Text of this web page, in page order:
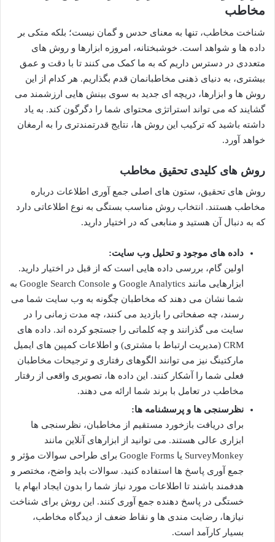
مخاطب
شناخت مخاطب، تنها به معنای حدس و گمان نیست؛ بلکه متکی بر
داده ها و شواهد است. خوشبختانه، امروزه ابزارها و روش های
متعددی در دسترس داریم که به ما کمک می کنند تا با دقت و عمق
بیشتری، به دنیای ذهنی مخاطبانمان قدم بگذاریم. هر کدام از این
روش ها و ابزارها، دریچه ای جدید به سوی بینش هایی ارزشمند می
گشایند که می تواند استراتژی محتوای شما را دگرگون کند. به یاد
داشته باشید که ترکیب این روش ها، نتایج قدرتمندتری را به ارمغان
خواهد آورد.
روش های کلیدی تحقیق مخاطب
روش های تحقیق، ستون های اصلی جمع آوری اطلاعات درباره
مخاطب هستند. انتخاب روش مناسب بستگی به نوع اطلاعاتی دارد
که به دنبال آن هستید و منابعی که در اختیار دارید.
داده های موجود و تحلیل وب سایت:
اولین گام، بررسی داده هایی است که از قبل در اختیار دارید.
ابزارهایی مانند Google Analytics و Google Search Console به
شما نشان می دهند که مخاطبان چگونه به وب سایت شما می
رسند، چه صفحاتی را بازدید می کنند، چه مدت زمانی را در
سایت می گذرانند و چه کلماتی را جستجو کرده اند. داده های
CRM (مدیریت ارتباط با مشتری) و اطلاعات کمپین های ایمیل
مارکتینگ نیز می توانند الگوهای رفتاری و ترجیحات مخاطبان
فعلی شما را آشکار کنند. این داده ها، تصویری واقعی از رفتار
مخاطب در تعامل با برند شما ارائه می دهند.
نظرسنجی ها و پرسشنامه ها:
برای دریافت بازخورد مستقیم از مخاطبان، نظرسنجی ها
ابزاری عالی هستند. می توانید از ابزارهای آنلاین مانند
SurveyMonkey یا Google Forms برای طراحی سوالات مؤثر و
جمع آوری پاسخ ها استفاده کنید. سوالات باید واضح، مختصر و
هدفمند باشند تا اطلاعات مورد نیاز شما را بدون ایجاد ابهام یا
خستگی در پاسخ دهنده جمع آوری کنند. این روش برای شناخت
نیازها، رضایت مندی ها و نقاط ضعف از دیدگاه مخاطب،
بسیار کارآمد است.